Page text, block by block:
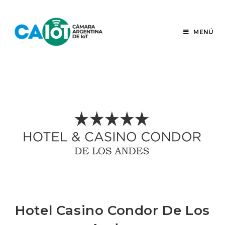
contenido
MENÚ
Hotel Casino Condor De Los